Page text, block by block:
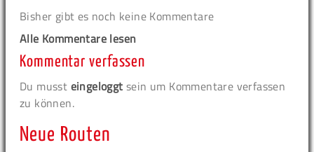
Bisher gibt es noch keine Kommentare
Alle Kommentare lesen
Kommentar verfassen
Du musst eingeloggt sein um Kommentare verfassen
zu können.
Neue Routen